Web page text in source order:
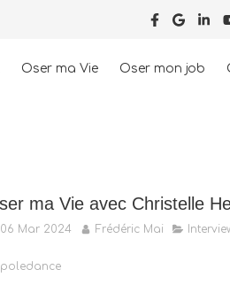
Oser ma Vie Oser mon job
06 Mar 2024 Frédéric Mai
poledance